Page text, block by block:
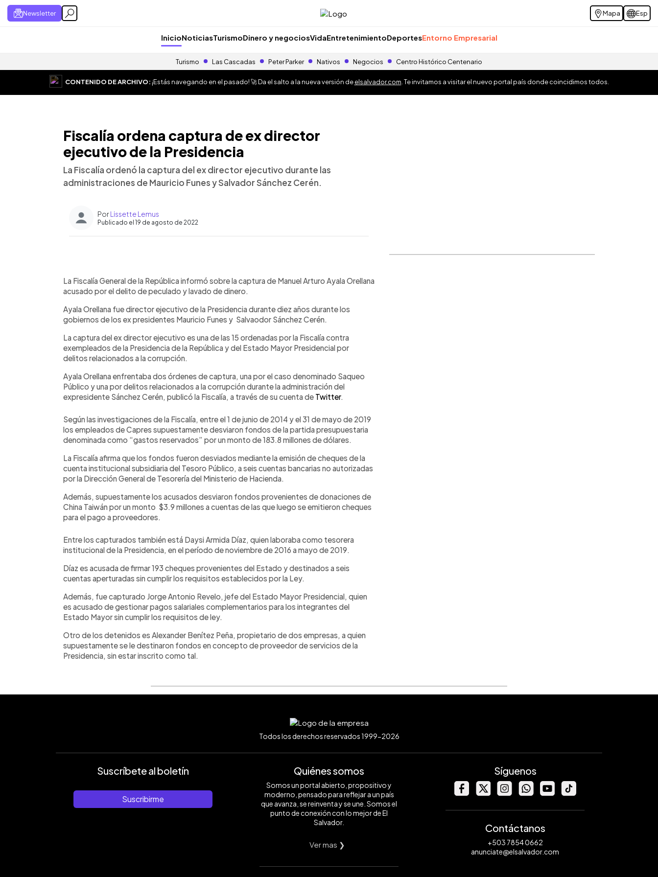
Newsletter Mapa Esp
InicioNoticiasTurismoDinero y negociosVidaEntretenimientoDeportesEntorno Empresarial
Turismo Las Cascadas Peter Parker Nativos Negocios Centro Histórico Centenario
CONTENIDO DE ARCHIVO:¡Estás navegando en el pasado! 🚀 Da el salto a la nueva versión deelsalvador.com . Te invitamos a visitar el nuevo portal país donde coincidimos todos.
Fiscalía ordena captura de ex director
ejecutivo de la Presidencia
La Fiscalía ordenó la captura del ex director ejecutivo durante las
administraciones de Mauricio Funes y Salvador Sánchez Cerén.
PorLissette Lemus
Publicado el 19 de agosto de 2022
► Escuchar artículo
La Fiscalía General de la República informó sobre la captura de Manuel Arturo Ayala Orellana
acusado por el delito de peculado y lavado de dinero.
Ayala Orellana fue director ejecutivo de la Presidencia durante diez años durante los
gobiernos de los ex presidentes Mauricio Funes y Salvaodor Sánchez Cerén.
La captura del ex director ejecutivo es una de las 15 ordenadas por la Fiscalía contra
exempleados de la Presidencia de la República y del Estado Mayor Presidencial por
delitos relacionados a la corrupción.
Ayala Orellana enfrentaba dos órdenes de captura, una por el caso denominado Saqueo
Público y una por delitos relacionados a la corrupción durante la administración del
expresidente Sánchez Cerén, publicó la Fiscalía, a través de su cuenta de Twitter.
Según las investigaciones de la Fiscalía, entre el 1 de junio de 2014 y el 31 de mayo de 2019
los empleados de Capres supuestamente desviaron fondos de la partida presupuestaria
denominada como “gastos reservados” por un monto de 183.8 millones de dólares.
La Fiscalía afirma que los fondos fueron desviados mediante la emisión de cheques de la
cuenta institucional subsidiaria del Tesoro Público, a seis cuentas bancarias no autorizadas
por la Dirección General de Tesorería del Ministerio de Hacienda.
Además, supuestamente los acusados desviaron fondos provenientes de donaciones de
China Taiwán por un monto $3.9 millones a cuentas de las que luego se emitieron cheques
para el pago a proveedores.
Entre los capturados también está Daysi Armida Díaz, quien laboraba como tesorera
institucional de la Presidencia, en el período de noviembre de 2016 a mayo de 2019.
Díaz es acusada de firmar 193 cheques provenientes del Estado y destinados a seis
cuentas aperturadas sin cumplir los requisitos establecidos por la Ley.
Además, fue capturado Jorge Antonio Revelo, jefe del Estado Mayor Presidencial, quien
es acusado de gestionar pagos salariales complementarios para los integrantes del
Estado Mayor sin cumplir los requisitos de ley.
Otro de los detenidos es Alexander Benítez Peña, propietario de dos empresas, a quien
supuestamente se le destinaron fondos en concepto de proveedor de servicios de la
Presidencia, sin estar inscrito como tal.
Todos los derechos reservados 1999-2026
Suscríbete al boletín
Suscribirme
Quiénes somos
Somos un portal abierto, propositivo y
moderno, pensado para reflejar a un país
que avanza, se reinventa y se une. Somos el
punto de conexión con lo mejor de El
Salvador.
Ver mas ❯
Síguenos
Contáctanos
+503 7854 0662
anunciate@elsalvador.com